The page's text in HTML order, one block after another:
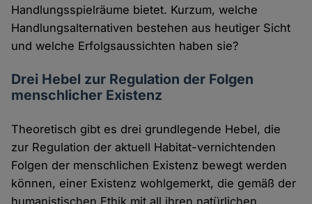
Handlungsspielräume bietet. Kurzum, welche
Handlungsalternativen bestehen aus heutiger Sicht
und welche Erfolgsaussichten haben sie?
Drei Hebel zur Regulation der Folgen
menschlicher Existenz
Theoretisch gibt es drei grundlegende Hebel, die
zur Regulation der aktuell Habitat-vernichtenden
Folgen der menschlichen Existenz bewegt werden
können, einer Existenz wohlgemerkt, die gemäß der